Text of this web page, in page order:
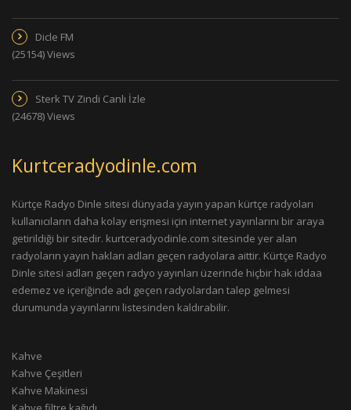
Dicle FM
(25154) Views
Sterk TV Zindi Canlı İzle
(24678) Views
Kurtceradyodinle.com
Kürtçe Radyo Dinle sitesi dünyada yayın yapan kürtçe radyoları
kullanıcıların daha kolay erişmesi için internet yayınlarını bir araya
getirildiği bir sitedir. kurtceradyodinle.com sitesinde yer alan
radyoların yayın hakları adları geçen radyolara aittir. Kürtçe Radyo
Dinle sitesi adları geçen radyo yayınları üzerinde hiçbir hak iddaa
edemez ve içeriğinde adı geçen radyolardan talep gelmesi
durumunda yayınlarını listesinden kaldırabilir.
Kahve
Kahve Çeşitleri
Kahve Makinesi